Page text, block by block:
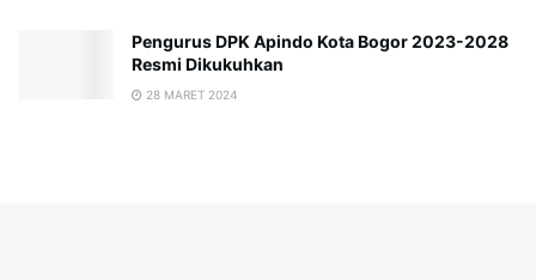
Pengurus DPK Apindo Kota Bogor 2023-2028
Resmi Dikukuhkan
28 MARET 2024